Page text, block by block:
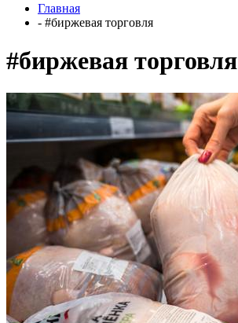
Главная
- #биржевая торговля
#биржевая торговля